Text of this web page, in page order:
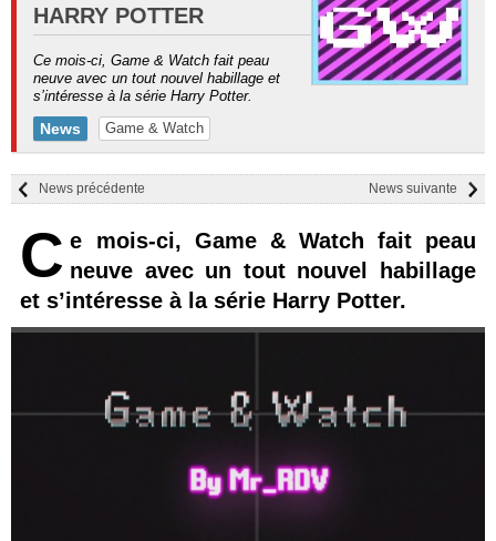
HARRY POTTER
Ce mois-ci, Game & Watch fait peau
neuve avec un tout nouvel habillage et
s’intéresse à la série Harry Potter.
News Game & Watch
News suivante
News précédente
C e mois-ci, Game & Watch fait peau
neuve avec un tout nouvel habillage
et s’intéresse à la série Harry Potter.